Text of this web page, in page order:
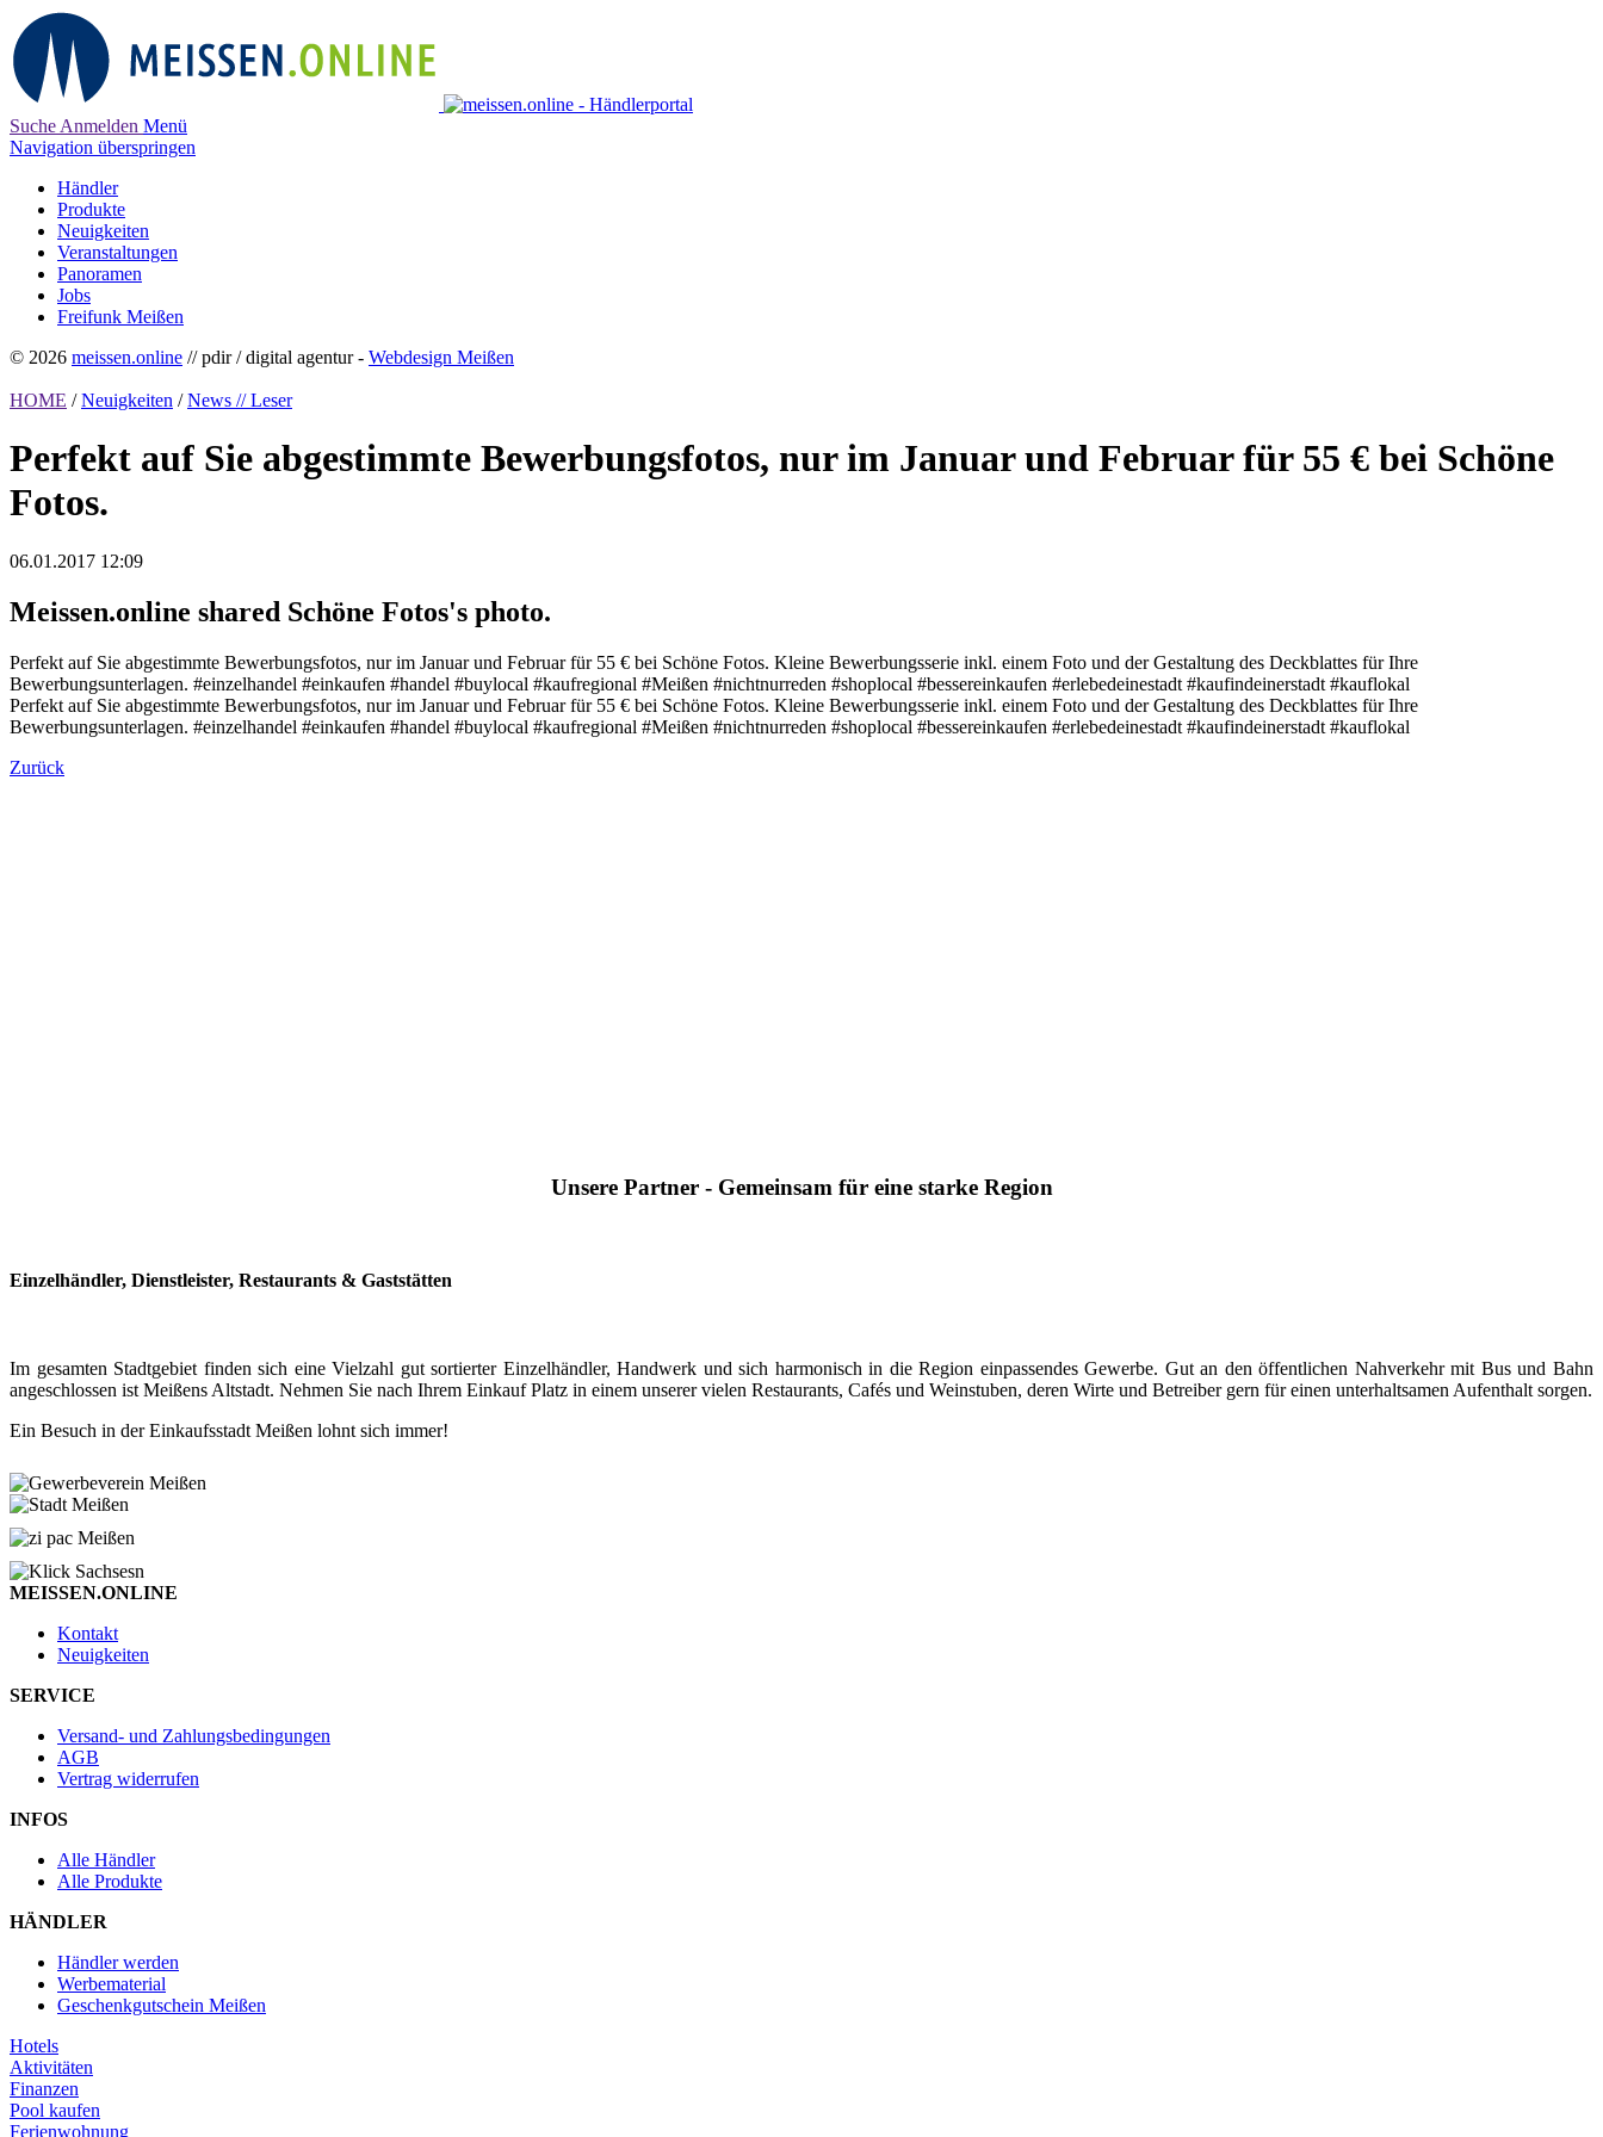
Suche Anmelden Menü
Navigation überspringen
Händler
Produkte
Neuigkeiten
Veranstaltungen
Panoramen
Jobs
Freifunk Meißen
© 2026 meissen.online // pdir / digital agentur - Webdesign Meißen
HOME / Neuigkeiten / News // Leser
Perfekt auf Sie abgestimmte Bewerbungsfotos, nur im Januar und Februar für 55 € bei Schöne
Fotos.
06.01.2017 12:09
Meissen.online shared Schöne Fotos's photo.
Perfekt auf Sie abgestimmte Bewerbungsfotos, nur im Januar und Februar für 55 € bei Schöne Fotos. Kleine Bewerbungsserie inkl. einem Foto und der Gestaltung des Deckblattes für Ihre
Bewerbungsunterlagen. #einzelhandel #einkaufen #handel #buylocal #kaufregional #Meißen #nichtnurreden #shoplocal #bessereinkaufen #erlebedeinestadt #kaufindeinerstadt #kauflokal
Perfekt auf Sie abgestimmte Bewerbungsfotos, nur im Januar und Februar für 55 € bei Schöne Fotos. Kleine Bewerbungsserie inkl. einem Foto und der Gestaltung des Deckblattes für Ihre
Bewerbungsunterlagen. #einzelhandel #einkaufen #handel #buylocal #kaufregional #Meißen #nichtnurreden #shoplocal #bessereinkaufen #erlebedeinestadt #kaufindeinerstadt #kauflokal
Zurück
Unsere Partner - Gemeinsam für eine starke Region
Einzelhändler, Dienstleister, Restaurants & Gaststätten
Im gesamten Stadtgebiet finden sich eine Vielzahl gut sortierter Einzelhändler, Handwerk und sich harmonisch in die Region einpassendes Gewerbe. Gut an den öffentlichen Nahverkehr mit Bus und Bahn
angeschlossen ist Meißens Altstadt. Nehmen Sie nach Ihrem Einkauf Platz in einem unserer vielen Restaurants, Cafés und Weinstuben, deren Wirte und Betreiber gern für einen unterhaltsamen Aufenthalt sorgen.
Ein Besuch in der Einkaufsstadt Meißen lohnt sich immer!
MEISSEN.ONLINE
Kontakt
Neuigkeiten
SERVICE
Versand- und Zahlungsbedingungen
AGB
Vertrag widerrufen
INFOS
Alle Händler
Alle Produkte
HÄNDLER
Händler werden
Werbematerial
Geschenkgutschein Meißen
Hotels
Aktivitäten
Finanzen
Pool kaufen
Ferienwohnung